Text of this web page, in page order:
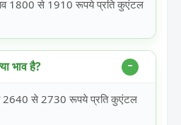
1800 से 1910 रूपये प्रति कुएंटल
भाव है?
2640 से 2730 रूपये प्रति कुएंटल